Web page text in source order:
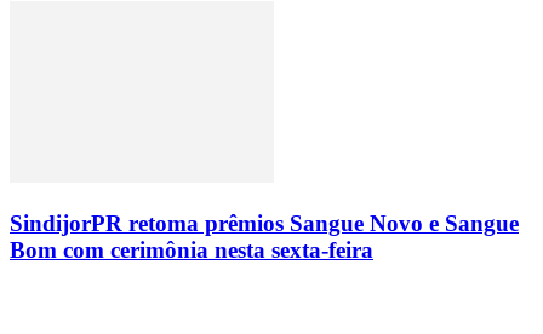
SindijorPR retoma prêmios Sangue Novo e Sangue
Bom com cerimônia nesta sexta-feira